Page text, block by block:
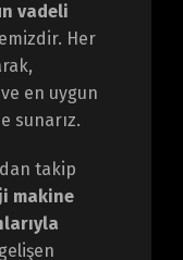
vadeli
Her
en uygun
sunarız.
takip
makine